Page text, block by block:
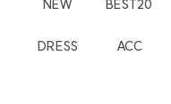
NEW BEST20
DRESS ACC